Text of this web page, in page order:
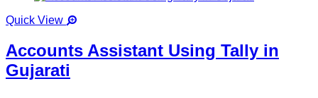
Quick View
Accounts Assistant Using Tally in
Gujarati